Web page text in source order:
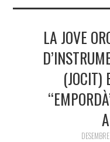
OBRES
DESCÀRREGUES
LA JOVE
(JOCIT)